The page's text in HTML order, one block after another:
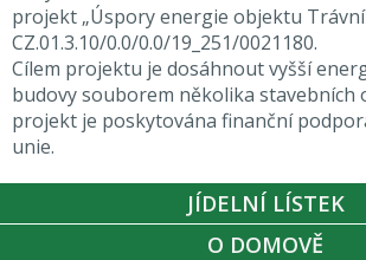
projekt „Úspory energie objektu
CZ.01.3.10/0.0/0.0/19_251/0021180.
Cílem projektu je dosáhnout vyšší
budovy souborem několika stavebních
projekt je poskytována finanční
unie.
JÍDELNÍ LÍSTEK
O DOMOVĚ